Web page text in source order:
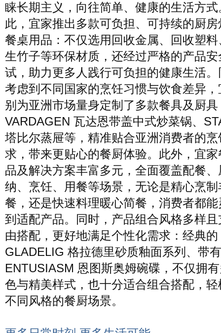
睐长期主义，向往简单、健康的生活方式
此，宜家推出多款可负担、可持续的厨
餐桌用品：不仅选用回收金属、回收塑
生竹子等环保材质，还经过严格的产品安
试，助力更多人践行可负担的健康生活
考虑到不同国家的烹饪习惯与饮食差异
别为亚洲市场量身定制了多款餐具及厨
VARDAGEN 瓦达恩带盖中式炒菜锅、
塔比尔蒸屉等，精准贴合亚洲消费者的烹
求，带来更贴心的餐厨体验。此外，宜
品及解决方案丰富多元，全面覆盖配餐
纳、烹饪、用餐等场景，无论是精心烹
餐，还是快速料理暖心简餐，消费者都
到适配产品。同时，产品组合风格多样
由搭配，更好地满足个性化需求：经典的
GLADELIG 格拉德里砂质釉面系列、带
ENTUSIASM 恩图斯奥姆碗碟，不仅拥
色与精美样式，也十分适合组合搭配，
不同风格的餐厨场景。